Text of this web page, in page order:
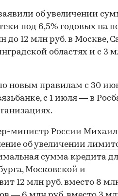
об увеличении
под 6,5% годовых на
до 12 млн руб. в Москве,
областях и с 3
новым правилам с 30
с 1 июля — в
министр России Михаил
об увеличении
сумма кредита
Московской и
12 млн руб. вместо 8